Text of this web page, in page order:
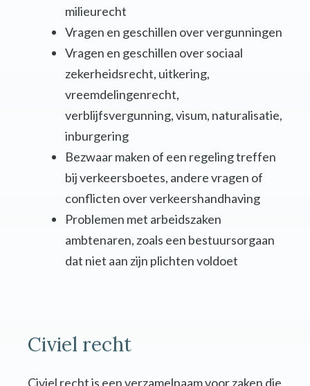
milieurecht
Vragen en geschillen over vergunningen
Vragen en geschillen over sociaal
zekerheidsrecht, uitkering,
vreemdelingenrecht,
verblijfsvergunning, visum, naturalisatie,
inburgering
Bezwaar maken of een regeling treffen
bij verkeersboetes, andere vragen of
conflicten over verkeershandhaving
Problemen met arbeidszaken
ambtenaren, zoals een bestuursorgaan
dat niet aan zijn plichten voldoet
Civiel recht
Civiel recht is een verzamelnaam voor zaken die